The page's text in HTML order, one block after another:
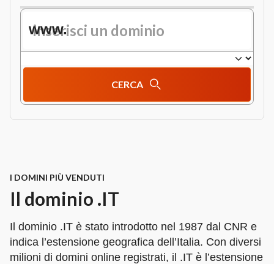
www.
CERCA
I DOMINI PIÙ VENDUTI
Il dominio .IT
Il dominio .IT è stato introdotto nel 1987 dal CNR e
indica l’estensione geografica dell’Italia. Con diversi
milioni di domini online registrati, il .IT è l’estensione